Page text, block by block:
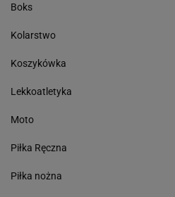
Boks
Kolarstwo
Koszykówka
Lekkoatletyka
Moto
Piłka Ręczna
Piłka nożna